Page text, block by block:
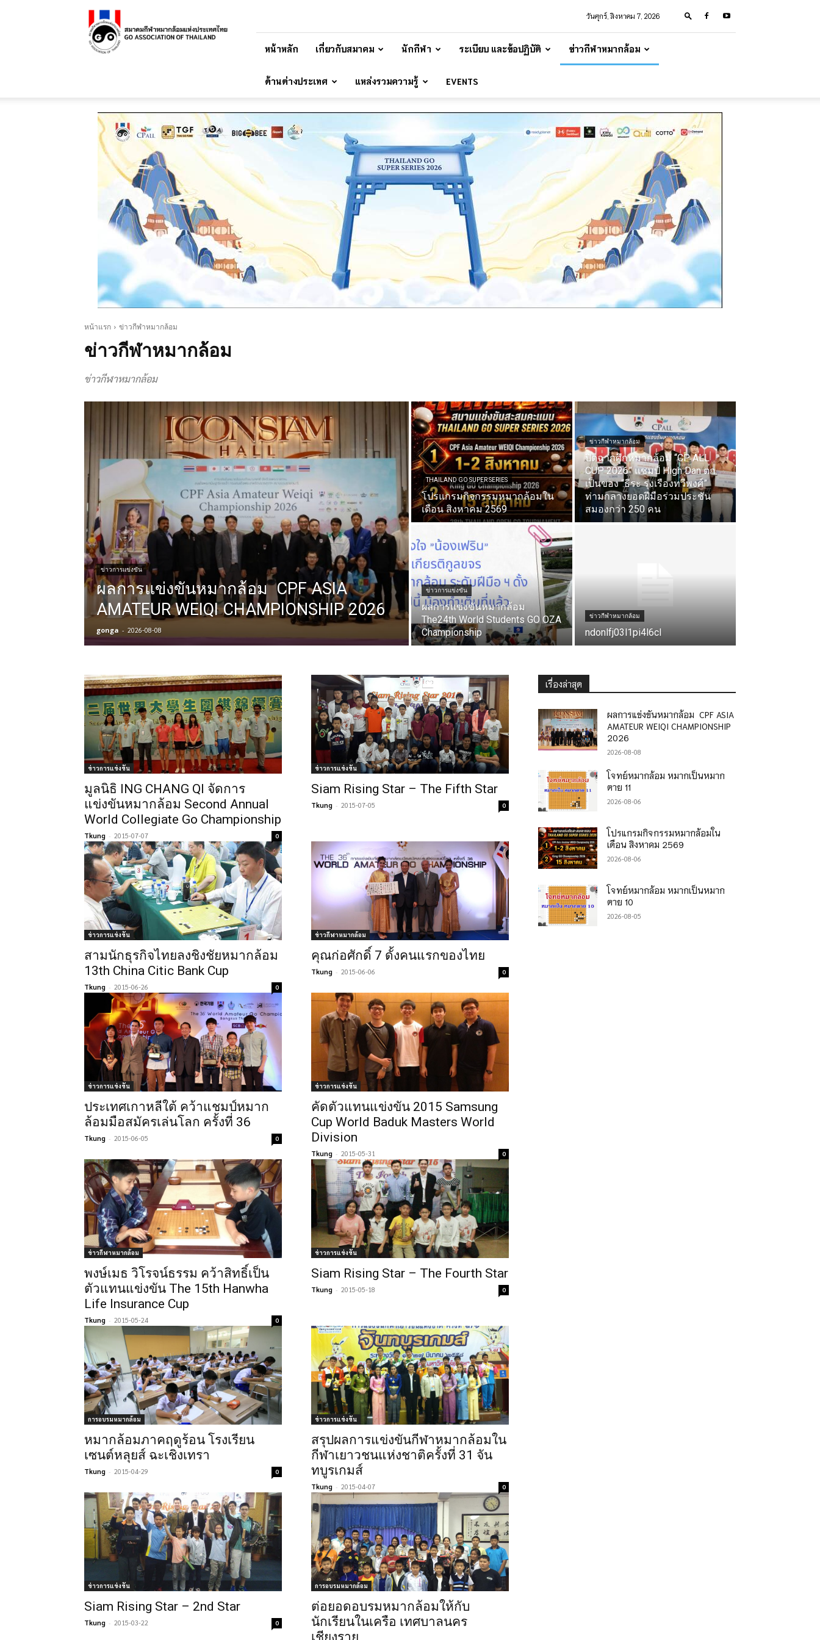
สมาคม
กีฬา
หมาก
ล้อม
วันศุกร์, สิงหาคม 7, 2026
หน้าหลัก เกี่ยวกับสมาคม นักกีฬา ระเบียบ และข้อปฏิบัติ ข่าวกีฬาหมากล้อม
ด้านต่างประเทศ แหล่งรวมความรู้ EVENTS
หน้าแรก ข่าวกีฬาหมากล้อม
ข่าวกีฬาหมากล้อม
ข่าวกีฬาหมากล้อม
ข่าวการแข่งขัน
ผลการแข่งขันหมากล้อม CPF ASIA
AMATEUR WEIQI CHAMPIONSHIP 2026
gonga - 2026-08-08
THAILAND GO SUPER SERIES
โปรแกรมกิจกรรมหมากล้อมใน
เดือน สิงหาคม 2569
ข่าวกีฬาหมากล้อม
ปิดฉากศึกหมากล้อม “CP ALL
CUP 2026” แชมป์ High Dan ตก
เป็นของ “ธีระ รุ่งเรืองทวีพงศ์”
ท่ามกลางยอดฝีมือร่วมประชัน
สมองกว่า 250 คน
ข่าวการแข่งขัน
ผลการแข่งขันหมากล้อม
The24th World Students GO OZA
Championship
ข่าวกีฬาหมากล้อม
ndonlfj03l1pi4l6cl
ข่าวการแข่งขัน
มูลนิธิ ING CHANG QI จัดการ
แข่งขันหมากล้อม Second Annual
World Collegiate Go Championship
Tkung - 2015-07-07 0
ข่าวการแข่งขัน
Siam Rising Star – The Fifth Star
Tkung - 2015-07-05 0
ข่าวการแข่งขัน
สามนักธุรกิจไทยลงชิงชัยหมากล้อม
13th China Citic Bank Cup
Tkung - 2015-06-26 0
ข่าวกีฬาหมากล้อม
คุณก่อศักดิ์ 7 ดั้งคนแรกของไทย
Tkung - 2015-06-06 0
ข่าวการแข่งขัน
ประเทศเกาหลีใต้ คว้าแชมป์หมาก
ล้อมมือสมัครเล่นโลก ครั้งที่ 36
Tkung - 2015-06-05 0
ข่าวการแข่งขัน
คัดตัวแทนแข่งขัน 2015 Samsung
Cup World Baduk Masters World
Division
Tkung - 2015-05-31 0
ข่าวกีฬาหมากล้อม
พงษ์เมธ วิโรจน์ธรรม คว้าสิทธิ์เป็น
ตัวแทนแข่งขัน The 15th Hanwha
Life Insurance Cup
Tkung - 2015-05-24 0
ข่าวการแข่งขัน
Siam Rising Star – The Fourth Star
Tkung - 2015-05-18 0
การอบรมหมากล้อม
หมากล้อมภาคฤดูร้อน โรงเรียน
เซนต์หลุยส์ ฉะเชิงเทรา
Tkung - 2015-04-29 0
ข่าวการแข่งขัน
สรุปผลการแข่งขันกีฬาหมากล้อมใน
กีฬาเยาวชนแห่งชาติครั้งที่ 31 จัน
ทบูรเกมส์
Tkung - 2015-04-07 0
ข่าวการแข่งขัน
Siam Rising Star – 2nd Star
Tkung - 2015-03-22 0
การอบรมหมากล้อม
ต่อยอดอบรมหมากล้อมให้กับ
นักเรียนในเครือ เทศบาลนคร
เชียงราย
เรื่องล่าสุด
ผลการแข่งขันหมากล้อม CPF ASIA
AMATEUR WEIQI CHAMPIONSHIP
2026
2026-08-08
โจทย์หมากล้อม หมากเป็นหมาก
ตาย 11
2026-08-06
โปรแกรมกิจกรรมหมากล้อมใน
เดือน สิงหาคม 2569
2026-08-06
โจทย์หมากล้อม หมากเป็นหมาก
ตาย 10
2026-08-05